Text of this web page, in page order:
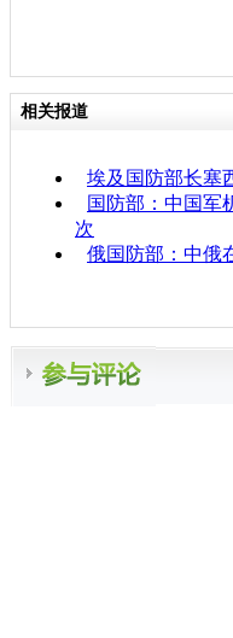
相关报道
埃及国防部长塞
国防部：中国军
次
俄国防部：中俄